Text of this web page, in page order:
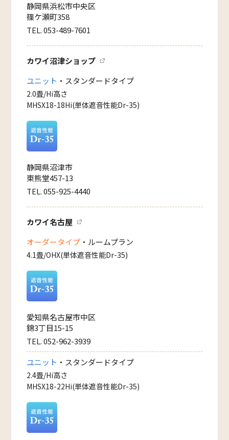
静岡県浜松市中央区
篠ケ瀬町358
TEL. 053-489-7601
カワイ沼津ショップ
ユニット ・スタンダードタイプ
2.0畳/Hi高さ
MHSX18-18Hi(単体遮音性能Dr-35)
静岡県沼津市
東熊堂457-13
TEL. 055-925-4440
カワイ名古屋
オーダータイプ ・ルームプラン
4.1畳/OHX(単体遮音性能Dr-35)
愛知県名古屋市中区
錦3丁目15-15
TEL. 052-962-3939
ユニット ・スタンダードタイプ
2.4畳/Hi高さ
MHSX18-22Hi(単体遮音性能Dr-35)